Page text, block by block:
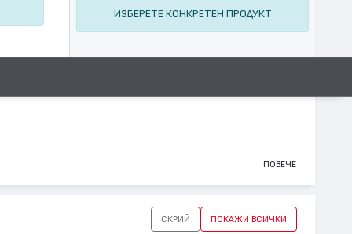
ИЗБЕРЕТЕ КОНКРЕТЕН ПРОДУКТ
ПОВЕЧЕ
СКРИЙ ПОКАЖИ ВСИЧКИ